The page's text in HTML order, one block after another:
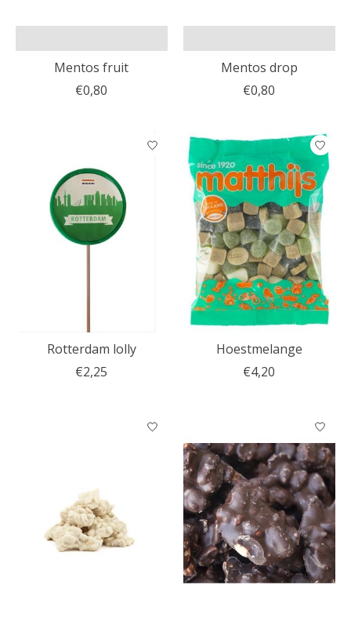
Mentos fruit
€0,80
Mentos drop
€0,80
Rotterdam lolly
€2,25
Hoestmelange
€4,20